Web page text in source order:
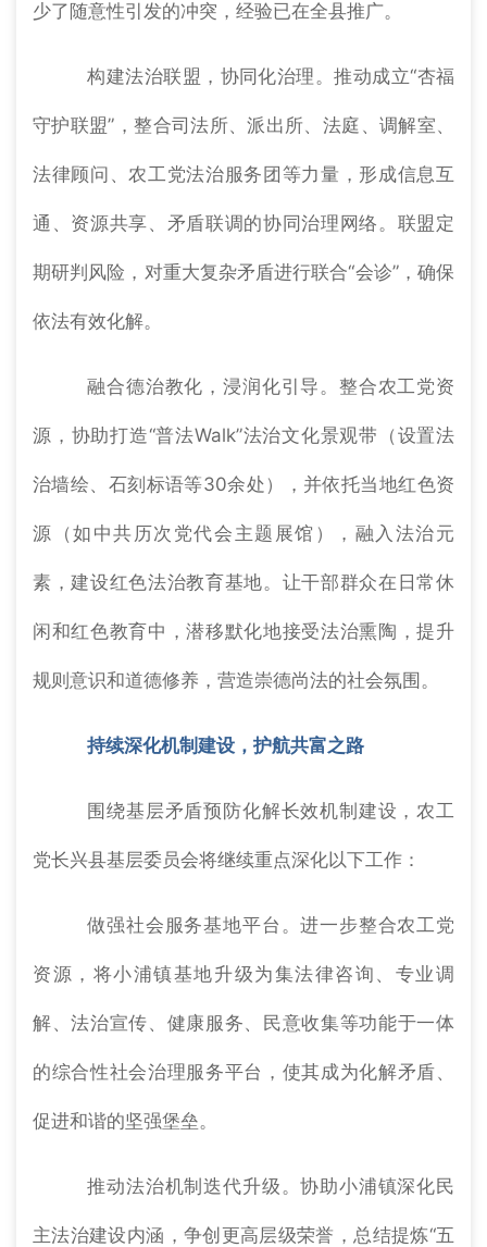
少了随意性引发的冲突，经验已在全县推广。
构建法治联盟，协同化治理。推动成立“杏福
守护联盟”，整合司法所、派出所、法庭、调解室、
法律顾问、农工党法治服务团等力量，形成信息互
通、资源共享、矛盾联调的协同治理网络。联盟定
期研判风险，对重大复杂矛盾进行联合“会诊”，确保
依法有效化解。
融合德治教化，浸润化引导。整合农工党资
源，协助打造“普法Walk”法治文化景观带（设置法
治墙绘、石刻标语等30余处），并依托当地红色资
源（如中共历次党代会主题展馆），融入法治元
素，建设红色法治教育基地。让干部群众在日常休
闲和红色教育中，潜移默化地接受法治熏陶，提升
规则意识和道德修养，营造崇德尚法的社会氛围。
持续深化机制建设，护航共富之路
围绕基层矛盾预防化解长效机制建设，农工
党长兴县基层委员会将继续重点深化以下工作：
做强社会服务基地平台。进一步整合农工党
资源，将小浦镇基地升级为集法律咨询、专业调
解、法治宣传、健康服务、民意收集等功能于一体
的综合性社会治理服务平台，使其成为化解矛盾、
促进和谐的坚强堡垒。
推动法治机制迭代升级。协助小浦镇深化民
主法治建设内涵，争创更高层级荣誉，总结提炼“五